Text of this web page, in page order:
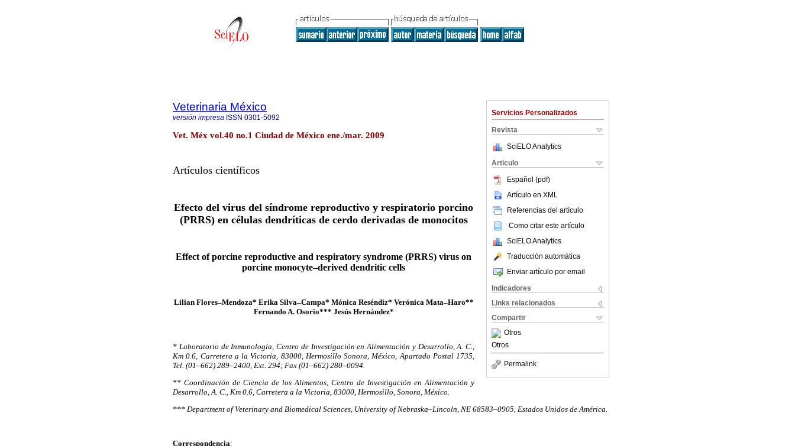
Servicios Personalizados
Revista
SciELO Analytics
Articulo
Español (pdf)
Artículo en XML
Referencias del artículo
Como citar este artículo
SciELO Analytics
Traducción automática
Enviar artículo por email
Indicadores
Links relacionados
Compartir
Otros
Otros
Permalink
Veterinaria México
versión impresa ISSN 0301-5092
Vet. Méx vol.40 no.1 Ciudad de México ene./mar. 2009
Artículos científicos
Efecto del virus del síndrome reproductivo y respiratorio porcino
(PRRS) en células dendríticas de cerdo derivadas de monocitos
Effect of porcine reproductive and respiratory syndrome (PRRS) virus on
porcine monocyte–derived dendritic cells
Lilian Flores–Mendoza* Erika Silva–Campa* Mónica Reséndiz* Verónica Mata–Haro**
Fernando A. Osorio*** Jesús Hernández*
* Laboratorio de Inmunología, Centro de Investigación en Alimentación y Desarrollo, A. C.,
Km 0.6, Carretera a la Victoria, 83000, Hermosillo Sonora, México, Apartado Postal 1735,
Tel. (01–662) 289–2400, Ext. 294; Fax (01–662) 280–0094.
** Coordinación de Ciencia de los Alimentos, Centro de Investigación en Alimentación y
Desarrollo, A. C., Km 0.6, Carretera a la Victoria, 83000, Hermosillo, Sonora, México.
*** Department of Veterinary and Biomedical Sciences, University of Nebraska–Lincoln, NE 68583–0905, Estados Unidos de América.
Correspondencia: